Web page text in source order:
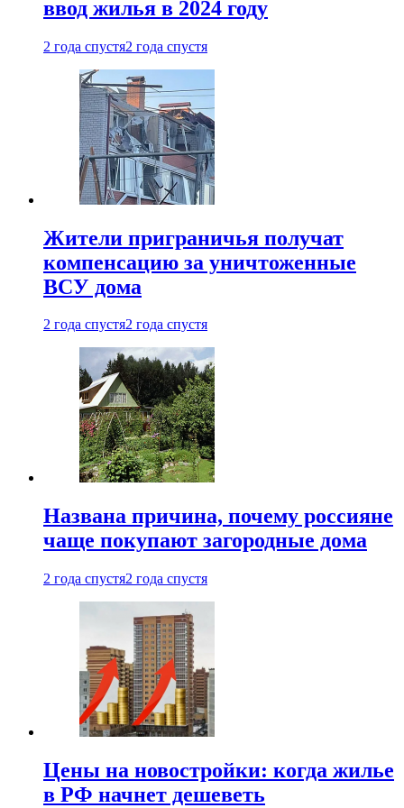
ввод жилья в 2024 году
2 года спустя2 года спустя
Жители приграничья получат
компенсацию за уничтоженные
ВСУ дома
2 года спустя2 года спустя
Названа причина, почему россияне
чаще покупают загородные дома
2 года спустя2 года спустя
Цены на новостройки: когда жилье
в РФ начнет дешеветь